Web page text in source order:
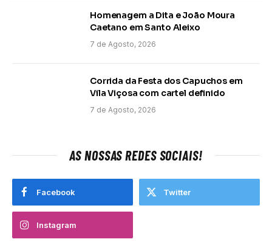
Homenagem a Dita e João Moura
Caetano em Santo Aleixo
7 de Agosto, 2026
Corrida da Festa dos Capuchos em
Vila Viçosa com cartel definido
7 de Agosto, 2026
AS NOSSAS REDES SOCIAIS!
Facebook Twitter
Instagram